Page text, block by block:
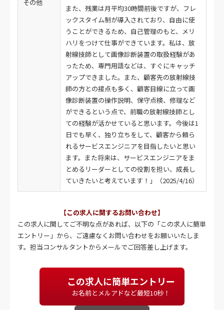
その他
また、残業は月平均30時間前後ですが、フレ
ックスタイム制が導入されており、自由に使
うことができるため、自己管理のもと、メリ
ハリをつけて仕事ができています。私は、放
射線技師として画像診断装置の取扱経験があ
ったため、専門用語などは、すぐにキャッチ
アップできました。また、顧客先の放射線技
師の方との接点も多く、顧客目線に立って画
像診断装置の操作説明、保守点検、修理など
ができるという点で、前職の放射線技師とし
ての経験が活かせていると思います。今後は1
日でも早く、独り立ちをして、顧客から頼ら
れるサービスエンジニアを目指したいと思い
ます。また将来は、サービスエンジニアをま
とめるリーダーとしての役割を担い、成長し
ていきたいと考えています！」（2025/4/16）
【この求人に関するお問い合わせ】
この求人に関してご不明な点があれば、以下の「この求人に簡単
エントリー」から、ご遠慮なくお問い合わせをお願いいたしま
す。担当コンサルタントからメールでご回答差し上げます。
この求人に簡単エントリー
お名前とメルアドなど最短10秒！